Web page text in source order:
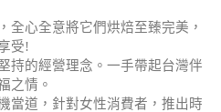
全心全意將它們烘焙至臻完美，
受!
持的經營理念。一手帶起台灣伴
之情。
當道，針對女性消費者，推出時